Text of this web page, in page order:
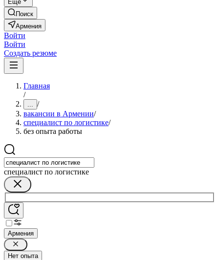
Ещё
Поиск
Армения
Войти
Войти
Создать резюме
Главная
/
... /
вакансии в Армении/
специалист по логистике/
без опыта работы
специалист по логистике
Армения
Нет опыта